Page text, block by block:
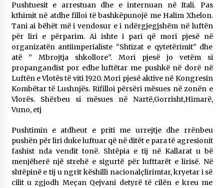
Pushtuesit e arrestuan dhe e internuan në Itali. Pas
kthimit në atdhe filloi të bashkëpunojë me Halim Xhelon.
Tani ai bëhët më i vendosur e i ndërgjegjshëm në luftën
për liri e përparim. Ai ishte i pari që mori pjesë në
organizatën antiimperialiste “Shtizat e qytetërimit” dhe
atë ” Mbrojtja shkollore”. Mori pjesë jo vetëm si
propangandist por edhe luftëtar me pushkë në dorë në
Luftën e Vlotës të viti 1920. Mori pjesë aktive në Kongresin
Kombëtar të Lushnjës. Rifilloi përsëri mësues në zonën e
Vlorës. Shërbeu si mësues në Nartë,Gorrisht,Himarë,
Vuno, etj
Pushtimin e atdheut e priti me urrejtje dhe rrënbeu
pushën për liri duke luftuar që në ditët e para të agresionit
fashist nda vendit tonë. Shtëpia e tij në Kallarat u bë
menjëherë një strehë e sigurtë për lufttarët e lirisë. Në
shtëpinë e tij u ngrit këshilli nacionalçlirimtar, kryetar i së
cilit u zgjodh Meçan Qejvani detyrë të cilën e kreu me